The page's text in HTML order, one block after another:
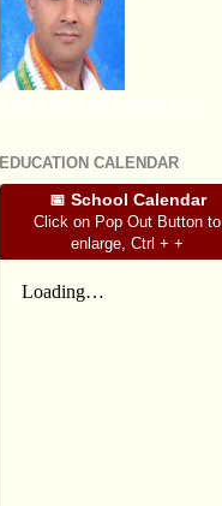
EDUCATION CALENDAR
📅 School Calendar
Click on Pop Out Button to
enlarge, Ctrl + +